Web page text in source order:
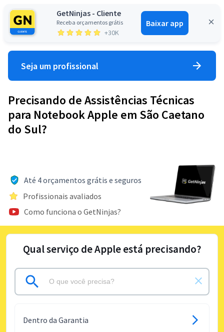
GetNinjas - Cliente
Receba orçamentos grátis
+30K
Baixar app
Entrar
Seja um profissional
Precisando de Assistências Técnicas
para Notebook Apple em São Caetano
do Sul?
Até 4 orçamentos grátis e seguros
Profissionais avaliados
Como funciona o GetNinjas?
Qual serviço de Apple está precisando?
Dentro da Garantia